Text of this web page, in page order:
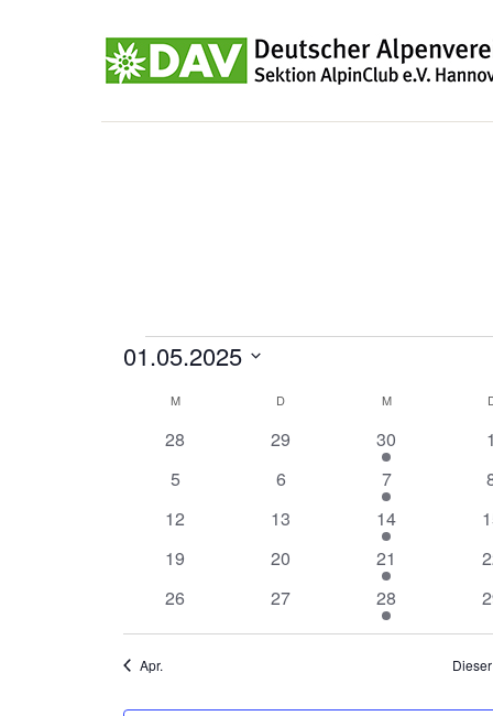
Veranstaltungen
01.05.2025
wählen.
Kalender
von
Veranstaltungen
MMONTAG D MMITTWOCH
0
28
0
Veranstaltungen
29
1
Veranstaltung
30
0
1
0
5
0
Veranstaltungen
6
1
Veranstaltung
7
0
12
0
Veranstaltungen
13
1
Veranstaltung
14
0
0
19
0
Veranstaltungen
20
1
Veranstaltung
21
0
0
26
0
Veranstaltungen
27
1
Veranstaltung
28
0
Apr.